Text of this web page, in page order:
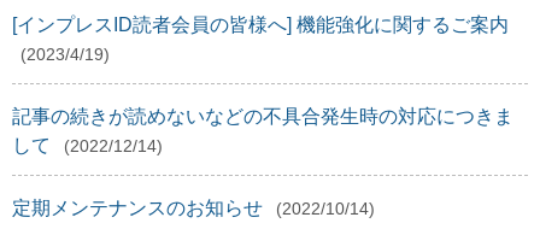
[インプレスID読者会員の皆様へ] 機能強化に関するご案内
(2023/4/19)
記事の続きが読めないなどの不具合発生時の対応につきま
して
(2022/12/14)
定期メンテナンスのお知らせ (2022/10/14)